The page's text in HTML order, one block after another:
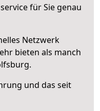
für Sie genau
Netzwerk
bieten als manch
und das seit